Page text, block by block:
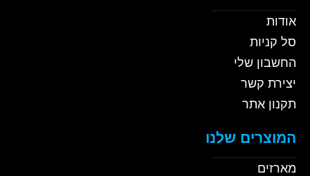
אודות
סל קניות
החשבון שלי
יצירת קשר
תקנון אתר
המוצרים שלנו
מארזים